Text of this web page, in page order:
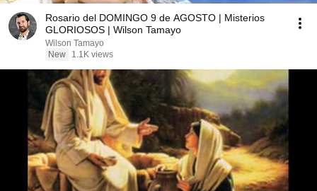
Rosario del DOMINGO 9 de AGOSTO | Misterios
GLORIOSOS | Wilson Tamayo
Wilson Tamayo
New
1.1K views